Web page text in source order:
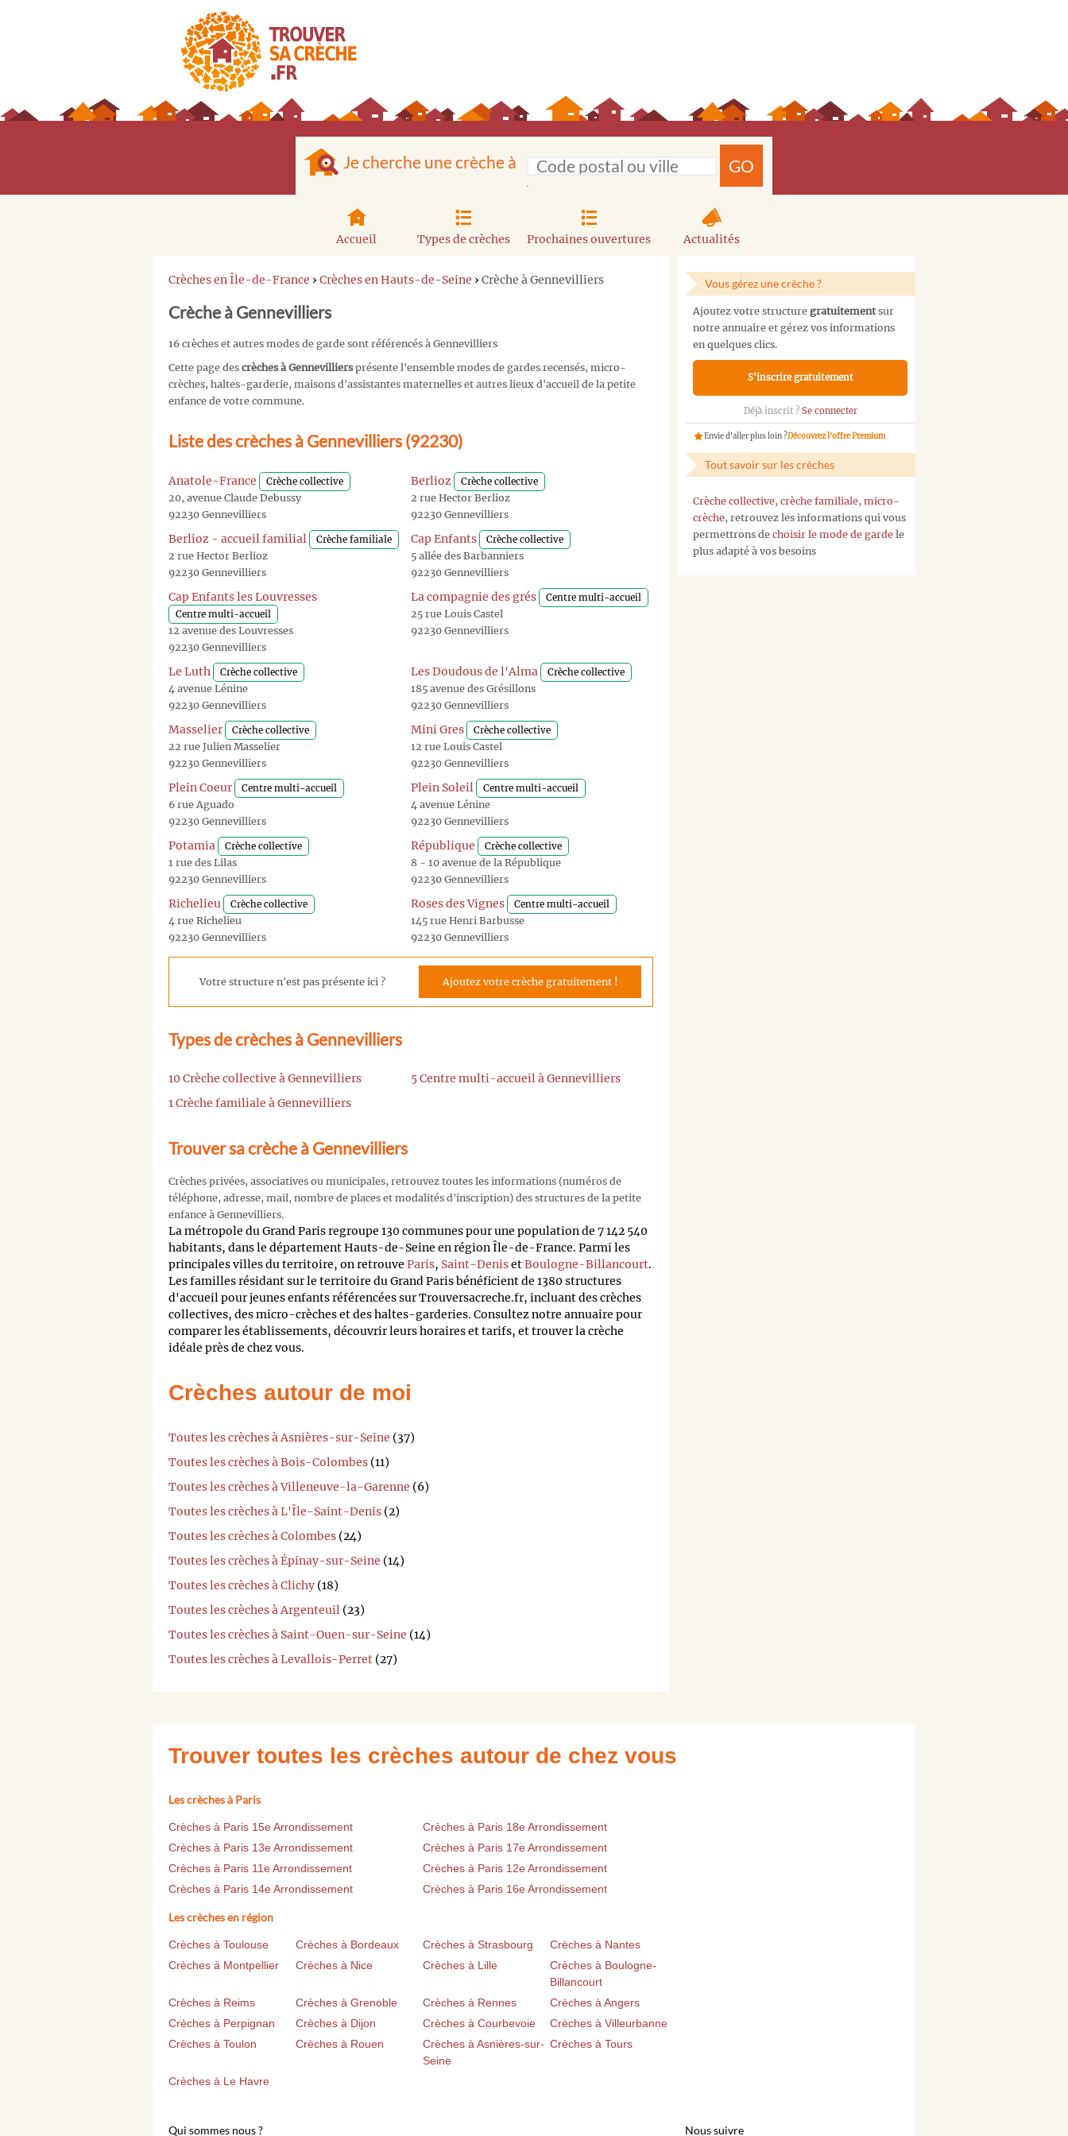
Je cherche une crèche à GO
Accueil Types de crèches Prochaines ouvertures Actualités
Crèches en Île-de-France › Crèches en Hauts-de-Seine › Crèche à Gennevilliers
Crèche à Gennevilliers
16 crèches et autres modes de garde sont référencés à Gennevilliers
Cette page des crèches à Gennevilliersprésente l'ensemble modes de gardes recensés, micro-
crèches, haltes-garderie, maisons d'assistantes maternelles et autres lieux d'accueil de la petite
enfance de votre commune.
Liste des crèches à Gennevilliers (92230)
Anatole-France Crèche collective
20, avenue Claude Debussy
92230 Gennevilliers
Berlioz Crèche collective
2 rue Hector Berlioz
92230 Gennevilliers
Berlioz - accueil familial Crèche familiale
2 rue Hector Berlioz
92230 Gennevilliers
Cap Enfants Crèche collective
5 allée des Barbanniers
92230 Gennevilliers
Cap Enfants les Louvresses
Centre multi-accueil
12 avenue des Louvresses
92230 Gennevilliers
La compagnie des grés Centre multi-accueil
25 rue Louis Castel
92230 Gennevilliers
Le Luth Crèche collective
4 avenue Lénine
92230 Gennevilliers
Les Doudous de l'Alma Crèche collective
185 avenue des Grésillons
92230 Gennevilliers
Masselier Crèche collective
22 rue Julien Masselier
92230 Gennevilliers
Mini Gres Crèche collective
12 rue Louis Castel
92230 Gennevilliers
Plein Coeur Centre multi-accueil
6 rue Aguado
92230 Gennevilliers
Plein Soleil Centre multi-accueil
4 avenue Lénine
92230 Gennevilliers
Potamia Crèche collective
1 rue des Lilas
92230 Gennevilliers
République Crèche collective
8 - 10 avenue de la République
92230 Gennevilliers
Richelieu Crèche collective
4 rue Richelieu
92230 Gennevilliers
Roses des Vignes Centre multi-accueil
145 rue Henri Barbusse
92230 Gennevilliers
Votre structure n'est pas présente ici ? Ajoutez votre crèche gratuitement !
Types de crèches à Gennevilliers
10 Crèche collective à Gennevilliers
5 Centre multi-accueil à Gennevilliers
1 Crèche familiale à Gennevilliers
Trouver sa crèche à Gennevilliers
Crèches privées, associatives ou municipales, retrouvez toutes les informations (numéros de
téléphone, adresse, mail, nombre de places et modalités d'inscription) des structures de la petite
enfance à Gennevilliers.
La métropole du Grand Paris regroupe 130 communes pour une population de 7 142 540
habitants, dans le département Hauts-de-Seine en région Île-de-France. Parmi les
principales villes du territoire, on retrouve Paris, Saint-DenisetBoulogne-Billancourt.
Les familles résidant sur le territoire du Grand Paris bénéficient de 1380 structures
d'accueil pour jeunes enfants référencées sur Trouversacreche.fr, incluant des crèches
collectives, des micro-crèches et des haltes-garderies. Consultez notre annuaire pour
comparer les établissements, découvrir leurs horaires et tarifs, et trouver la crèche
idéale près de chez vous.
Crèches autour de moi
Toutes les crèches à Asnières-sur-Seine (37)
Toutes les crèches à Bois-Colombes (11)
Toutes les crèches à Villeneuve-la-Garenne (6)
Toutes les crèches à L'Île-Saint-Denis (2)
Toutes les crèches à Colombes (24)
Toutes les crèches à Épinay-sur-Seine (14)
Toutes les crèches à Clichy (18)
Toutes les crèches à Argenteuil (23)
Toutes les crèches à Saint-Ouen-sur-Seine (14)
Toutes les crèches à Levallois-Perret (27)
Vous gérez une crèche ?
Ajoutez votre structure gratuitementsur
notre annuaire et gérez vos informations
en quelques clics.
S'inscrire gratuitement
Déjà inscrit ? Se connecter
Envie d'aller plus loin ?Découvrez l'offre Premium
Tout savoir sur les crèches
Crèche collective, crèche familiale, micro-
crèche, retrouvez les informations qui vous
permettrons de choisir le mode de garde le
plus adapté à vos besoins
Trouver toutes les crèches autour de chez vous
Les crèches à Paris
Crèches à Paris 15e Arrondissement
Crèches à Paris 18e Arrondissement
Crèches à Paris 13e Arrondissement
Crèches à Paris 17e Arrondissement
Crèches à Paris 11e Arrondissement
Crèches à Paris 12e Arrondissement
Crèches à Paris 14e Arrondissement
Crèches à Paris 16e Arrondissement
Les crèches en région
Crèches à Toulouse Crèches à Bordeaux Crèches à Strasbourg
Crèches à Nantes
Crèches à Montpellier
Crèches à Nice Crèches à Lille
Crèches à Boulogne-
Billancourt
Crèches à Reims
Crèches à Grenoble Crèches à Rennes
Crèches à Angers
Crèches à Perpignan
Crèches à Dijon Crèches à Courbevoie
Crèches à Villeurbanne
Crèches à Toulon
Crèches à Rouen
Crèches à Asnières-sur-
Seine
Crèches à Tours
Crèches à Le Havre
Qui sommes nous ? Nous suivre